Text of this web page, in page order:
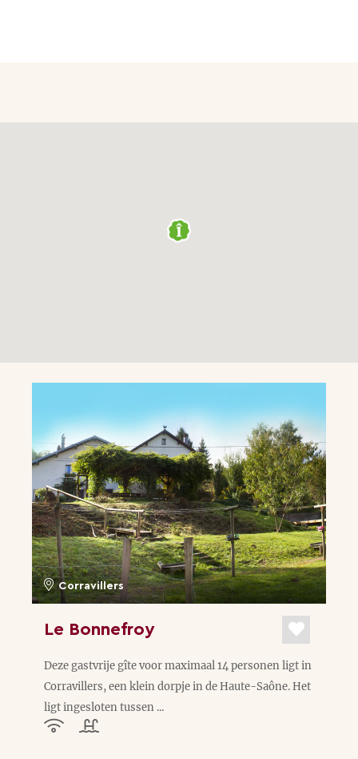
Corravillers
Le Bonnefroy
Deze gastvrije gîte voor maximaal 14 personen ligt in
Corravillers, een klein dorpje in de Haute-Saône. Het
ligt ingesloten tussen ...